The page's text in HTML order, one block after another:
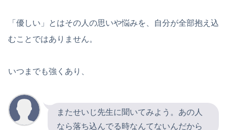
「優しい」とはその人の思いや悩みを、自分が全部抱え込
むことではありません。
いつまでも強くあり、
またせいじ先生に聞いてみよう。あの人
なら落ち込んでる時なんてないんだから